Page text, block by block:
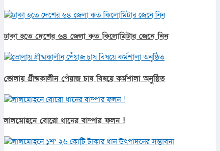
ঢাকা হতে দেশের ৬৪ জেলা কত কিলোমিটার জেনে নিন
ভোলায় গ্রীষ্মকালীন পেঁয়াজ চাষ বিষয়ে কর্মশালা অনুষ্ঠিত
লালমোহনে বোরো ধানের বাম্পার ফলন !